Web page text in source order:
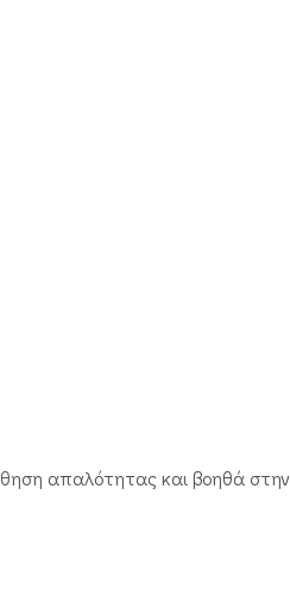
απαλότητας και βοηθά στην